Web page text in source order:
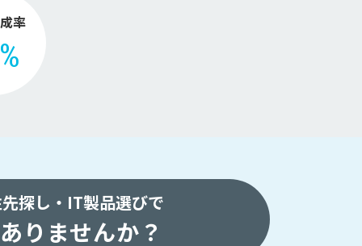
率
探し・ IT製品選びで
りませんか？